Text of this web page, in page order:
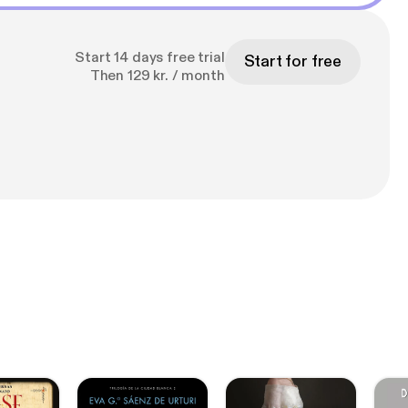
Start 14 days free trial
Then 129 kr. / month
Start for free